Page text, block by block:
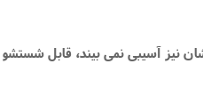
نیز آسیبی نمی بیند، قابل